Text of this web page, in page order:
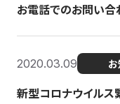
お電話でのお問い
2020.03.09
新型コロナウイルス